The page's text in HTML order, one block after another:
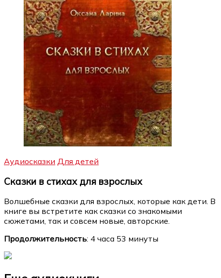
Аудиосказки Для детей
Сказки в стихах для взрослых
Волшебные сказки для взрослых, которые как дети. В
книге вы встретите как сказки со знакомыми
сюжетами, так и совсем новые, авторские.
Продолжительность: 4 часа 53 минуты